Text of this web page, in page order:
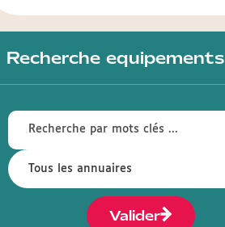
Recherche equipements
Valider